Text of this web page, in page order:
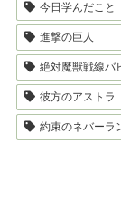
今日学んだこと
進撃の巨人
絶対魔獣戦線バ
彼方のアストラ
約束のネバーラ